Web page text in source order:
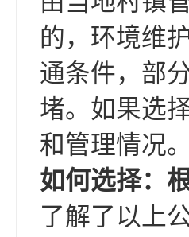
的，环境维
通条件，部
堵。如果选
和管理情况
如何选择：
了解了以上